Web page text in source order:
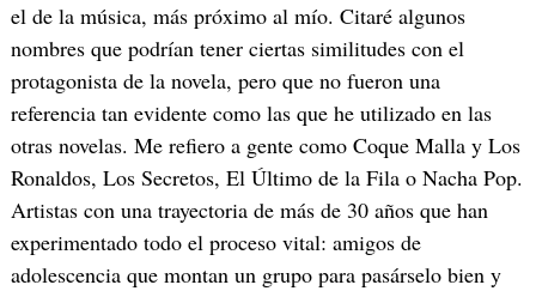
el de la música, más próximo al mío. Citaré algunos
nombres que podrían tener ciertas similitudes con el
protagonista de la novela, pero que no fueron una
referencia tan evidente como las que he utilizado en las
otras novelas. Me refiero a gente como Coque Malla y Los
Ronaldos, Los Secretos, El Último de la Fila o Nacha Pop.
Artistas con una trayectoria de más de 30 años que han
experimentado todo el proceso vital: amigos de
adolescencia que montan un grupo para pasárselo bien y